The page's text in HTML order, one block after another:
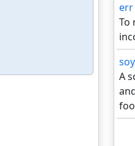
err
To
soy
A